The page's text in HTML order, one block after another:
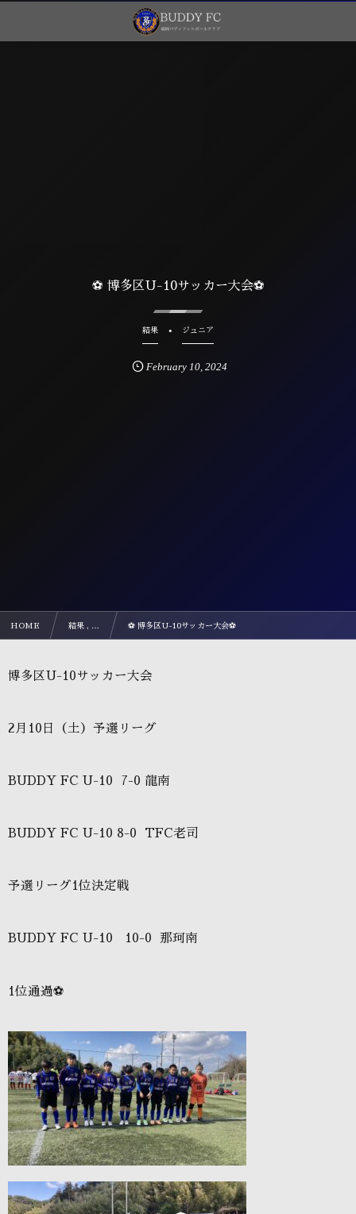
⚽ 博多区U-10サッカー大会⚽
結果 ジュニア
February 10, 2024
HOME 結果 , … ⚽ 博多区U-10サッカー大会⚽
博多区U-10サッカー大会
2月10日（土）予選リーグ
BUDDY FC U-10 7-0 龍南
BUDDY FC U-10 8-0 TFC老司
予選リーグ1位決定戦
BUDDY FC U-10 10-0 那珂南
1位通過⚽